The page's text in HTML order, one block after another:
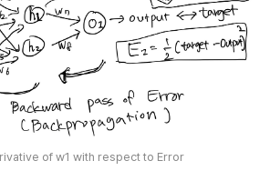
of w1 with respect to Error